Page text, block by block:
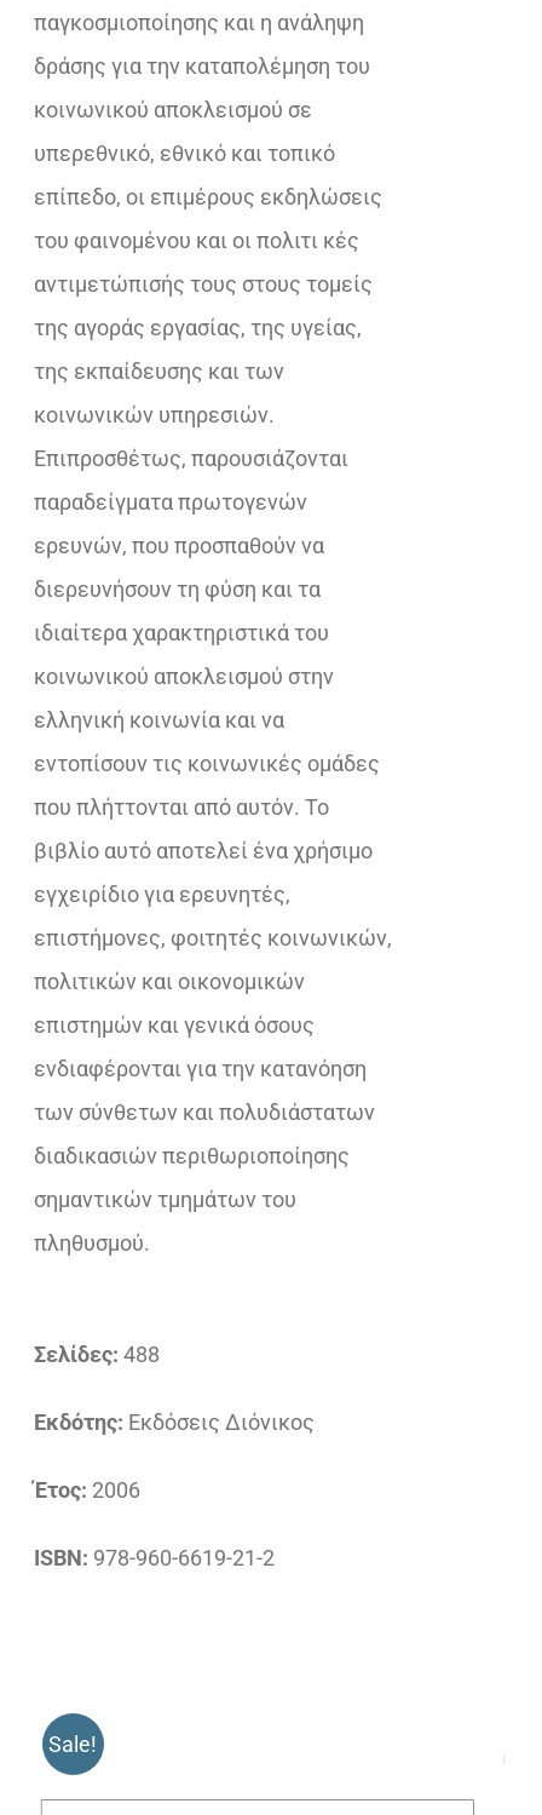
παγκοσμιοποίησης και η ανάληψη
δράσης για την καταπολέμηση του
κοινωνικού αποκλεισμού σε
υπερεθνικό, εθνικό και τοπικό
επίπεδο, οι επιμέρους εκδηλώσεις
του φαινομένου και οι πολιτι κές
αντιμετώπισής τους στους τομείς
της αγοράς εργασίας, της υγείας,
της εκπαίδευσης και των
κοινωνικών υπηρεσιών.
Επιπροσθέτως, παρουσιάζονται
παραδείγματα πρωτογενών
ερευνών, που προσπαθούν να
διερευνήσουν τη φύση και τα
ιδιαίτερα χαρακτηριστικά του
κοινωνικού αποκλεισμού στην
ελληνική κοινωνία και να
εντοπίσουν τις κοινωνικές ομάδες
που πλήττονται από αυτόν. Το
βιβλίο αυτό αποτελεί ένα χρήσιμο
εγχειρίδιο για ερευνητές,
επιστήμονες, φοιτητές κοινωνικών,
πολιτικών και οικονομικών
επιστημών και γενικά όσους
ενδιαφέρονται για την κατανόηση
των σύνθετων και πολυδιάστατων
διαδικασιών περιθωριοποίησης
σημαντικών τμημάτων του
πληθυσμού.
Σελίδες: 488
Εκδότης: Εκδόσεις Διόνικος
Έτος: 2006
ISBN: 978-960-6619-21-2
Sale!